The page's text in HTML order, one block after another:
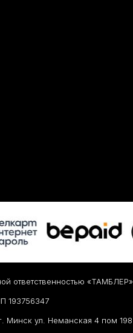
ответственностью «ТАМБЛЕР»
193756347
Минск ул. Неманская 4 пом 198